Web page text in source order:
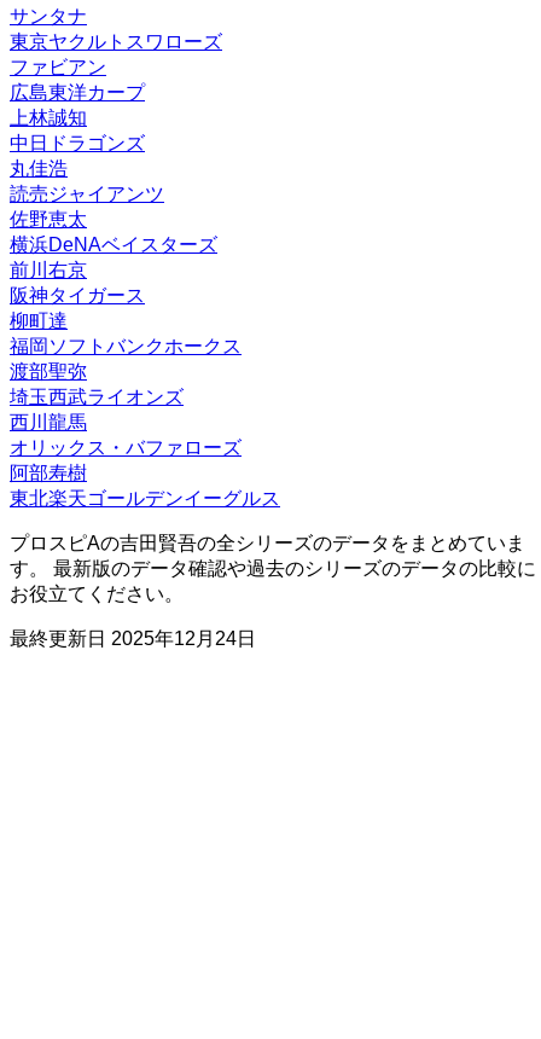
D ー ー
4800
ファー
スト
セカン
D
サンタナ
東京ヤクルトスワローズ
ファビアン
広島東洋カープ
上林誠知
中日ドラゴンズ
丸佳浩
読売ジャイアンツ
佐野恵太
横浜DeNAベイスターズ
前川右京
阪神タイガース
柳町達
福岡ソフトバンクホークス
渡部聖弥
埼玉西武ライオンズ
西川龍馬
オリックス・バファローズ
阿部寿樹
東北楽天ゴールデンイーグルス
プロスピAの吉田賢吾の全シリーズのデータをまとめていま
す。 最新版のデータ確認や過去のシリーズのデータの比較に
お役立てください。
最終更新日 2025年12月24日